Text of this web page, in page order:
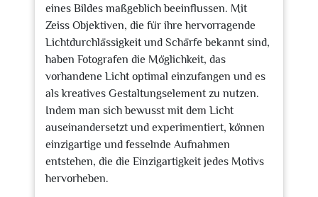
eines Bildes maßgeblich beeinflussen. Mit
Zeiss Objektiven, die für ihre hervorragende
Lichtdurchlässigkeit und Schärfe bekannt sind,
haben Fotografen die Möglichkeit, das
vorhandene Licht optimal einzufangen und es
als kreatives Gestaltungselement zu nutzen.
Indem man sich bewusst mit dem Licht
auseinandersetzt und experimentiert, können
einzigartige und fesselnde Aufnahmen
entstehen, die die Einzigartigkeit jedes Motivs
hervorheben.